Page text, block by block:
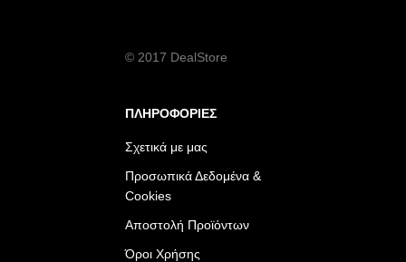
© 2017 DealStore
ΠΛΗΡΟΦΟΡΙΕΣ
Σχετικά με μας
Προσωπικά Δεδομένα &
Cookies
Αποστολή Προϊόντων
Όροι Χρήσης